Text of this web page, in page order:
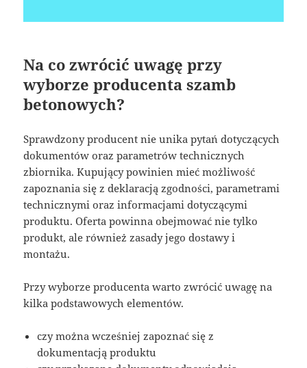
Na co zwrócić uwagę przy
wyborze producenta szamb
betonowych?
Sprawdzony producent nie unika pytań dotyczących
dokumentów oraz parametrów technicznych
zbiornika. Kupujący powinien mieć możliwość
zapoznania się z deklaracją zgodności, parametrami
technicznymi oraz informacjami dotyczącymi
produktu. Oferta powinna obejmować nie tylko
produkt, ale również zasady jego dostawy i
montażu.
Przy wyborze producenta warto zwrócić uwagę na
kilka podstawowych elementów.
czy można wcześniej zapoznać się z
dokumentacją produktu